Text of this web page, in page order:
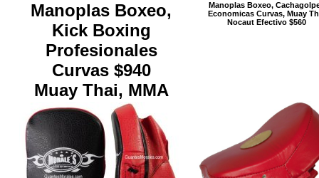
Manoplas Boxeo,
Kick Boxing
Profesionales
Curvas $940
Muay Thai, MMA
Manoplas Boxeo,
Economicas Curvas, Muay
Nocaut Efectivo $560